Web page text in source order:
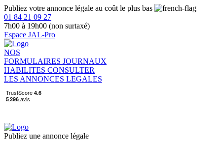
Publiez votre annonce légale au coût le plus bas
01 84 21 09 27
7h00 à 19h00 (non surtaxé)
Espace JAL-Pro
NOS
FORMULAIRES JOURNAUX
HABILITES CONSULTER
LES ANNONCES LEGALES
Publiez une annonce légale